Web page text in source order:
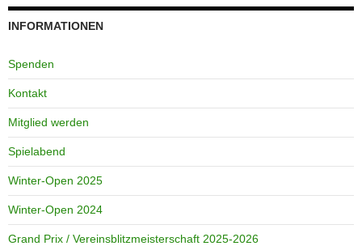
INFORMATIONEN
Spenden
Kontakt
Mitglied werden
Spielabend
Winter-Open 2025
Winter-Open 2024
Grand Prix / Vereinsblitzmeisterschaft 2025-2026